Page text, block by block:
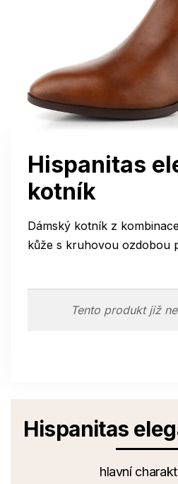
Hispanitas
kotník
Dámský kotník z
kůže s kruhovou ozdobou
Tento produkt již
Hispanitas
hlavní